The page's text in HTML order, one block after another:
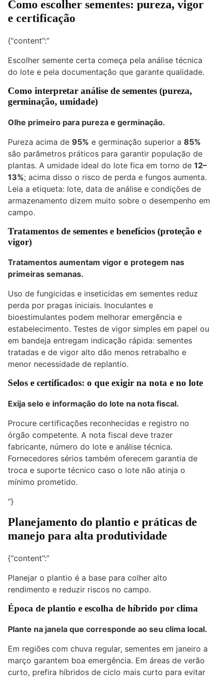
Como escolher sementes: pureza, vigor
e certificação
{“content”:”
Escolher semente certa começa pela análise técnica
do lote e pela documentação que garante qualidade.
Como interpretar análise de sementes (pureza,
germinação, umidade)
Olhe primeiro para pureza e germinação.
Pureza acima de 95% e germinação superior a 85%
são parâmetros práticos para garantir população de
plantas. A umidade ideal do lote fica em torno de 12–
13%; acima disso o risco de perda e fungos aumenta.
Leia a etiqueta: lote, data de análise e condições de
armazenamento dizem muito sobre o desempenho em
campo.
Tratamentos de sementes e benefícios (proteção e
vigor)
Tratamentos aumentam vigor e protegem nas
primeiras semanas.
Uso de fungicidas e inseticidas em sementes reduz
perda por pragas iniciais. Inoculantes e
bioestimulantes podem melhorar emergência e
estabelecimento. Testes de vigor simples em papel ou
em bandeja entregam indicação rápida: sementes
tratadas e de vigor alto dão menos retrabalho e
menor necessidade de replantio.
Selos e certificados: o que exigir na nota e no lote
Exija selo e informação do lote na nota fiscal.
Procure certificações reconhecidas e registro no
órgão competente. A nota fiscal deve trazer
fabricante, número do lote e análise técnica.
Fornecedores sérios também oferecem garantia de
troca e suporte técnico caso o lote não atinja o
mínimo prometido.
“}
Planejamento do plantio e práticas de
manejo para alta produtividade
{“content”:”
Planejar o plantio é a base para colher alto
rendimento e reduzir riscos no campo.
Época de plantio e escolha de híbrido por clima
Plante na janela que corresponde ao seu clima local.
Em regiões com chuva regular, sementes em janeiro a
março garantem boa emergência. Em áreas de verão
curto, prefira híbridos de ciclo mais curto para evitar